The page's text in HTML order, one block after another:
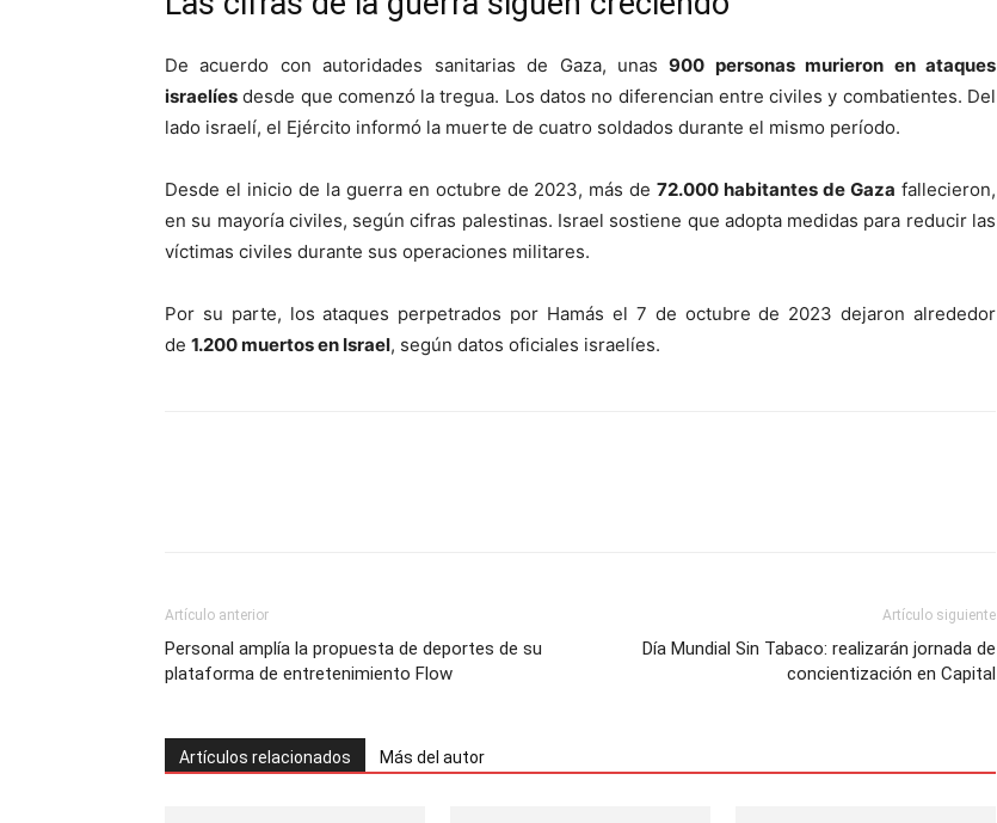
De acuerdo con autoridades sanitarias de Gaza, unas900 personas murieron en ataques
israelíes desde que comenzó la tregua. Los datos no diferencian entre civiles y combatientes. Del
lado israelí, el Ejército informó la muerte de cuatro soldados durante el mismo período.
Desde el inicio de la guerra en octubre de 2023, más de72.000 habitantes de Gaza fallecieron,
en su mayoría civiles, según cifras palestinas. Israel sostiene que adopta medidas para reducir las
víctimas civiles durante sus operaciones militares.
Por su parte, los ataques perpetrados por Hamás el 7 de octubre de 2023 dejaron alrededor
de 1.200 muertos en Israel, según datos oficiales israelíes.
Artículo anterior
Personal amplía la propuesta de deportes de su
plataforma de entretenimiento Flow
Artículo siguiente
Día Mundial Sin Tabaco: realizarán jornada de
concientización en Capital
Artículos relacionados Más del autor